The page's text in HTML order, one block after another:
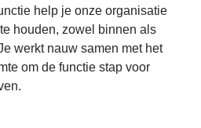
help je onze organisatie
houden, zowel binnen als
werkt nauw samen met het
om de functie stap voor